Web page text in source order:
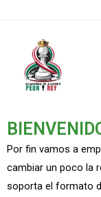
contenido
Por fin vamos a
cambiar un poco la
soporta el formato